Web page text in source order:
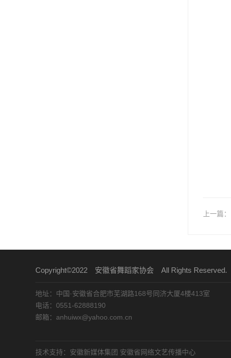
上一篇：
Copyright©2022 安徽省舞蹈家协会 All Rights Reserved.
地址：中国·安徽省合肥市芜湖路168号同济大厦4楼413室
电话：0551-62888190
邮箱：anhuiwx@yahoo.com.cn
技术支持：安徽新媒体集团 安徽省网络文艺传播中心